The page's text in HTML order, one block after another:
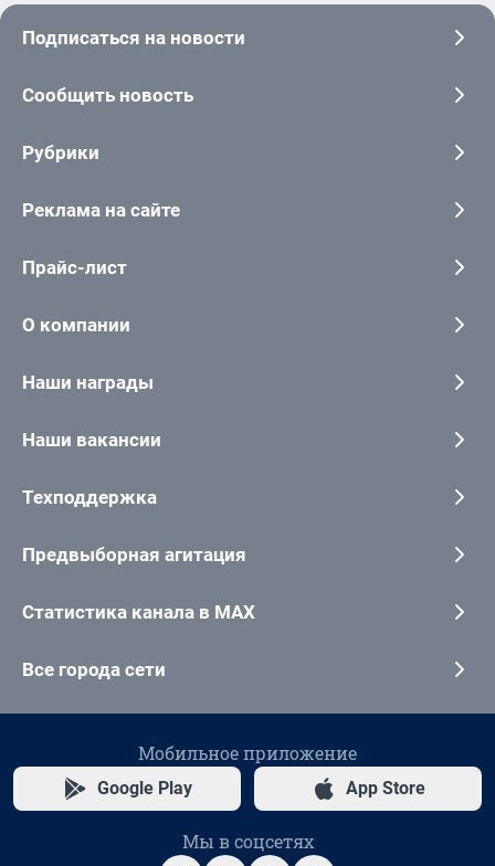
Подписаться на новости
Сообщить новость
Рубрики
Реклама на сайте
Прайс-лист
О компании
Наши награды
Наши вакансии
Техподдержка
Предвыборная агитация
Статистика канала в MAX
Все города сети
Мобильное приложение
Google Play App Store
Мы в соцсетях